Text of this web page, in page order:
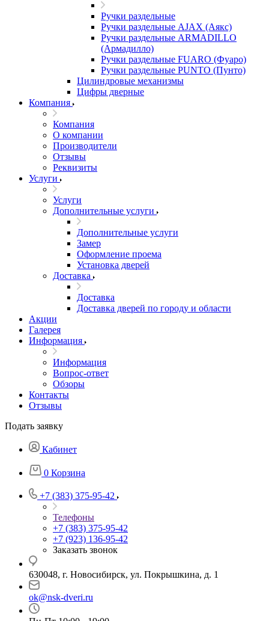
Ручки раздельные
Ручки раздельные AJAX (Аякс)
Ручки раздельные ARMADILLO
(Армадилло)
Ручки раздельные FUARO (Фуаро)
Ручки раздельные PUNTO (Пунто)
Цилиндровые механизмы
Цифры дверные
Компания
Компания
О компании
Производители
Отзывы
Реквизиты
Услуги
Услуги
Дополнительные услуги
Дополнительные услуги
Замер
Оформление проема
Установка дверей
Доставка
Доставка
Доставка дверей по городу и области
Акции
Галерея
Информация
Информация
Вопрос-ответ
Обзоры
Контакты
Отзывы
Подать заявку
Кабинет
0 Корзина
+7 (383) 375-95-42
Телефоны
+7 (383) 375-95-42
+7 (923) 136-95-42
Заказать звонок
630048, г. Новосибирск, ул. Покрышкина, д. 1
ok@nsk-dveri.ru